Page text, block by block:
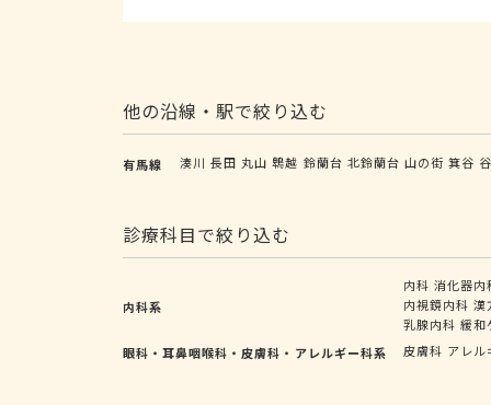
他の沿線・駅で絞り込む
有馬線 湊川 長田 丸山 鵯越 鈴蘭台 北鈴蘭台 山の街 箕谷
診療科目で絞り込む
内科系
内科 消化器内
内視鏡内科 漢
乳腺内科 緩和
眼科・耳鼻咽喉科・皮膚科・アレルギー科系
皮膚科 アレル